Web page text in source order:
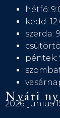
hétfő:
kedd:
szerda:
péntek:
Nyári
2026. június